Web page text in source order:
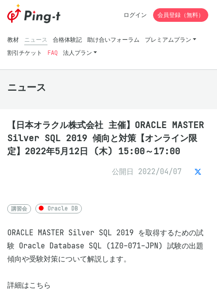
教材 ニュース 合格体験記 助け合いフォーラム
プレミアムプラン
割引チケット
FAQ 法人プラン
ログイン 会員登録（無料）
ニュース
【日本オラクル株式会社 主催】ORACLE MASTER
Silver SQL 2019 傾向と対策【オンライン限
定】2022年5月12日 (木) 15:00～17:00
公開日 2022/04/07
講習会 Oracle DB
ORACLE MASTER Silver SQL 2019 を取得するための試
験 Oracle Database SQL (1Z0-071-JPN) 試験の出題
傾向や受験対策について解説します。